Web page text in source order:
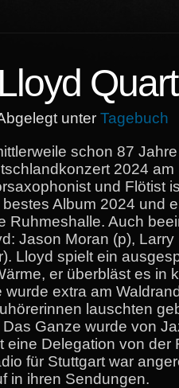
unter Tagebuch
schon 87
2024 am
und Flötist
Album 2024 und
Ruhmeshalle. Auch
Jason Moran (p), Larry
Lloyd spielt ein
er überbläst es in
wurde extra am
lauschten
Ganze wurde von
eine Delegation von der
für Stuttgart war
in ihren Sendungen.